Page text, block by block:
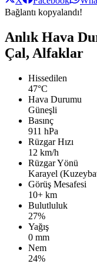
Bağlantı kopyalandı!
Anlık Hava
Çal, Alfaklar
Hissedilen
47°C
Hava Durumu
Güneşli
Basınç
911 hPa
Rüzgar Hızı
12 km/h
Rüzgar Yönü
Karayel
Görüş Mesafesi
10+ km
Bulutluluk
27%
Yağış
0 mm
Nem
24%